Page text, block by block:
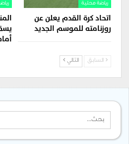
رياضة محلية
اتحاد كرة القدم يعلن عن
روزنامته للموسم الجديد
السابق التالي